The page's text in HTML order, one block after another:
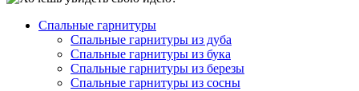
Спальные гарнитуры
Спальные гарнитуры из дуба
Спальные гарнитуры из бука
Спальные гарнитуры из березы
Спальные гарнитуры из сосны